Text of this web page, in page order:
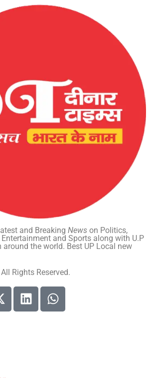
and Breaking News on Politics,
and Sports along with U.P
around the world. Best UP Local new
All Rights Reserved.